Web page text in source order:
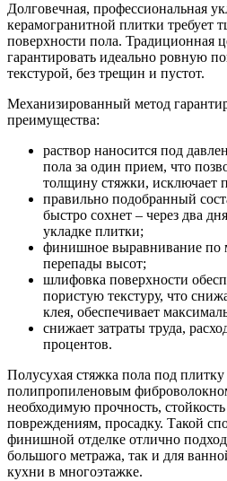
Долговечная, профессиональная
керамогранитной плитки требует
поверхности пола. Традиционная
гарантировать идеально ровную
текстурой, без трещин и пустот.
Механизированный метод
преимущества:
раствор наносится под
пола за один прием, что
толщину стяжки, исключает
правильно подобранный
быстро сохнет – через два
укладке плитки;
финишное выравнивание по
перепады высот;
шлифовка поверхности
пористую текстуру, что
клея, обеспечивает
снижает затраты труда,
процентов.
Полусухая стяжка пола под плитку
полипропиленовым
необходимую прочность,
повреждениям, просадку. Такой
финишной отделке отлично
большого метража, так и для
кухни в многоэтажке.